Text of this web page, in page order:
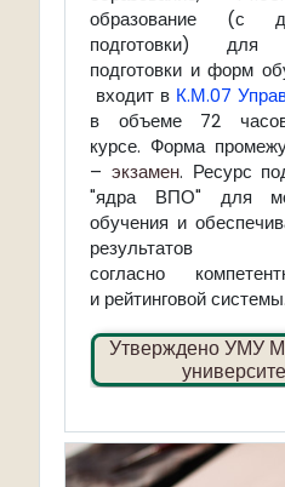
образование (с
подготовки)
подготовки и форм
входит в К.М.07
в объеме 72
курсе. Форма
– экзамен. Ресурс
"ядра ВПО" для
обучения и
согласно
и рейтинговой системы.
Утверждено УМУ